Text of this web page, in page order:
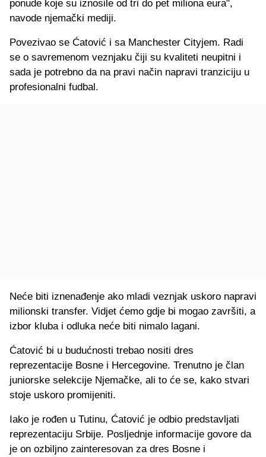
ponude koje su iznosile od tri do pet miliona eura",
navode njemački mediji.
Povezivao se Ćatović i sa Manchester Cityjem. Radi
se o savremenom veznjaku čiji su kvaliteti neupitni i
sada je potrebno da na pravi način napravi tranziciju u
profesionalni fudbal.
Neće biti iznenađenje ako mladi veznjak uskoro napravi
milionski transfer. Vidjet ćemo gdje bi mogao završiti, a
izbor kluba i odluka neće biti nimalo lagani.
Ćatović bi u budućnosti trebao nositi dres
reprezentacije Bosne i Hercegovine. Trenutno je član
juniorske selekcije Njemačke, ali to će se, kako stvari
stoje uskoro promijeniti.
Iako je rođen u Tutinu, Ćatović je odbio predstavljati
reprezentaciju Srbije. Posljednje informacije govore da
je on ozbiljno zainteresovan za dres Bosne i